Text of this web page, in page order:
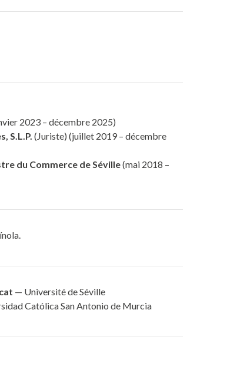
2023 – décembre 2025)
S.L.P. (Juriste) (juillet 2019 – décembre
du Commerce de Séville(mai 2018 –
— Université de Séville
Católica San Antonio de Murcia